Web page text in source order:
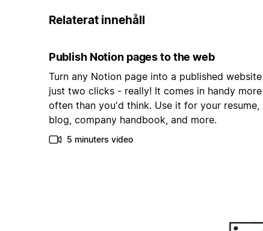
Relaterat innehåll
Publish Notion pages to the web
Turn any Notion page into a published
just two clicks - really! It comes in handy more
often than you'd think. Use it for your resume,
blog, company handbook, and more.
5 minuters video